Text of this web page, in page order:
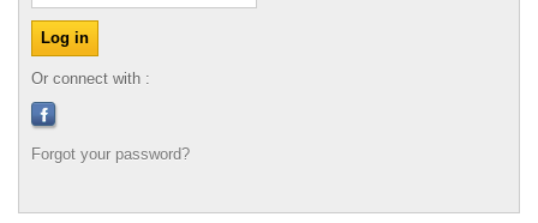
Or connect with :
Forgot your password?